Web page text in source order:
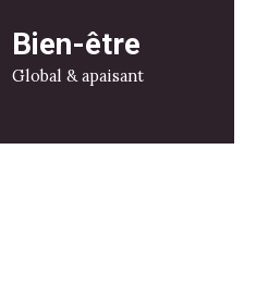
Bien-être
Global & apaisant